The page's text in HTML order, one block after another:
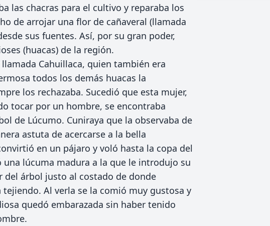
las chacras para el cultivo y reparaba los
de arrojar una flor de cañaveral (llamada
sus fuentes. Así, por su gran poder,
(huacas) de la región.
Cahuillaca, quien también era
todos los demás huacas la
los rechazaba. Sucedió que esta mujer,
tocar por un hombre, se encontraba
de Lúcumo. Cuniraya que la observaba de
astuta de acercarse a la bella
en un pájaro y voló hasta la copa del
lúcuma madura a la que le introdujo su
del árbol justo al costado de donde
tejiendo. Al verla se la comió muy gustosa y
quedó embarazada sin haber tenido